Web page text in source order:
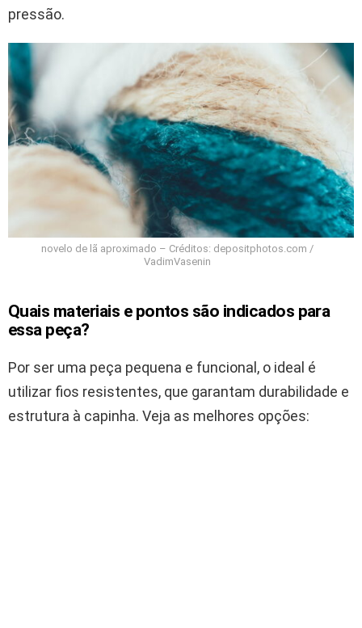
pressão.
novelo de lã aproximado – Créditos: depositphotos.com /
VadimVasenin
Quais materiais e pontos são indicados para
essa peça?
Por ser uma peça pequena e funcional, o ideal é
utilizar fios resistentes, que garantam durabilidade e
estrutura à capinha. Veja as melhores opções: